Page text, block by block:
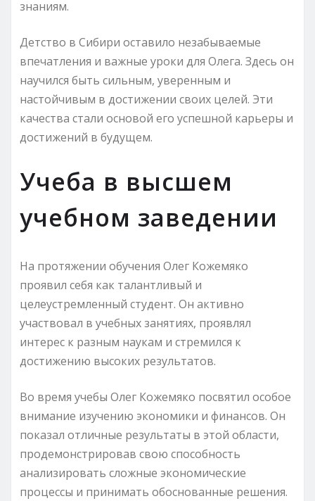
знаниям.
Детство в Сибири оставило незабываемые
впечатления и важные уроки для Олега. Здесь он
научился быть сильным, уверенным и
настойчивым в достижении своих целей. Эти
качества стали основой его успешной карьеры и
достижений в будущем.
Учеба в высшем
учебном заведении
На протяжении обучения Олег Кожемяко
проявил себя как талантливый и
целеустремленный студент. Он активно
участвовал в учебных занятиях, проявлял
интерес к разным наукам и стремился к
достижению высоких результатов.
Во время учебы Олег Кожемяко посвятил особое
внимание изучению экономики и финансов. Он
показал отличные результаты в этой области,
продемонстрировав свою способность
анализировать сложные экономические
процессы и принимать обоснованные решения.